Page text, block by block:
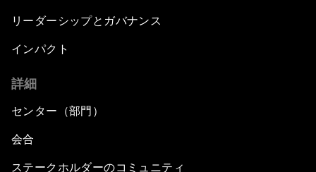
リーダーシップとガバナンス
インパクト
詳細
センター（部門）
会合
ステークホルダーのコミュニティ